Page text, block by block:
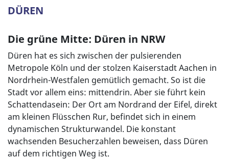
DÜREN
Die grüne Mitte: Düren in NRW
Düren hat es sich zwischen der pulsierenden
Metropole Köln und der stolzen Kaiserstadt Aachen in
Nordrhein-Westfalen gemütlich gemacht. So ist die
Stadt vor allem eins: mittendrin. Aber sie führt kein
Schattendasein: Der Ort am Nordrand der Eifel, direkt
am kleinen Flüsschen Rur, befindet sich in einem
dynamischen Strukturwandel. Die konstant
wachsenden Besucherzahlen beweisen, dass Düren
auf dem richtigen Weg ist.